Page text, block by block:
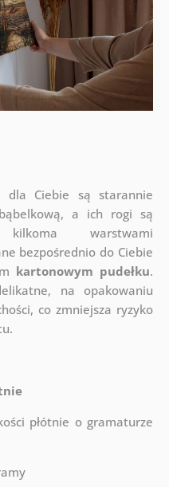
dla Ciebie są starannie
a ich rogi są
warstwami
bezpośrednio do Ciebie
kartonowym pudełku.
na opakowaniu
co zmniejsza ryzyko
płótnie o gramaturze